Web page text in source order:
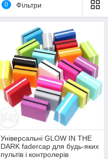
0 Фільтри
Універсальні GLOW IN THE
DARK fadercap для будь-яких
пультів і контролерів